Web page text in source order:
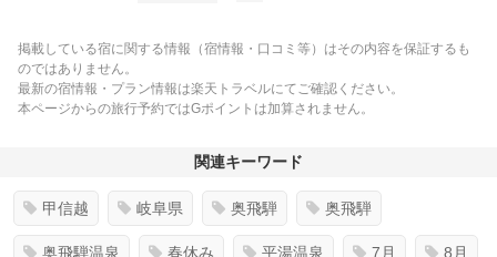
掲載している宿に関する情報（宿情報・口コミ等）はその内容を保証するも
のではありません。
最新の宿情報・プラン情報は楽天トラベルにてご確認ください。
本ページからの旅行予約ではGポイントは加算されません。
関連キーワード
甲信越 岐阜県 奥飛騨 奥飛騨
奥飛騨温泉 春休み 平湯温泉 7月 8月